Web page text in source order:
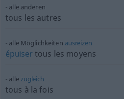
alle anderen
tous les autres
alle Möglichkeiten ausreizen
épuiser tous les moyens
allezugleich
tous à la fois